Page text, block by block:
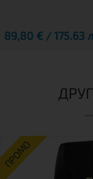
89,80 € / 175.63
ПРОМО